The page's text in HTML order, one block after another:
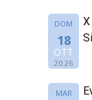
DOM
18
OTT
2026
MAR